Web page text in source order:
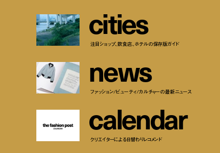
cities
注目ショップ、飲食店、ホテルの保存版ガイド
news
ファッション/ビューティ/カルチャーの最新ニュース
calendar
クリエイターによる日替わりレコメンド